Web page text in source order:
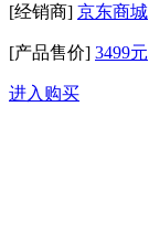
[经销商] 京东商城
[产品售价] 3499元
进入购买